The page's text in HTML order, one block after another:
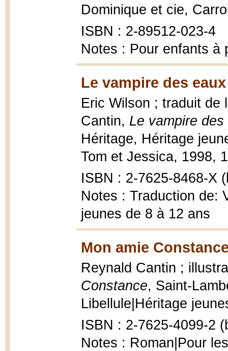
Dominique et cie,
ISBN : 2-89512-023-4
Notes : Pour enfants à
Le vampire des
Eric Wilson ; traduit de
Cantin, Le vampire
Héritage, Héritage
Tom et Jessica, 1998,
ISBN : 2-7625-8468-X
Notes : Traduction de:
jeunes de 8 à 12 ans
Mon amie
Reynald Cantin ;
Constance, Saint-
Libellule|Héritage
ISBN : 2-7625-4099-2
Notes : Roman|Pour